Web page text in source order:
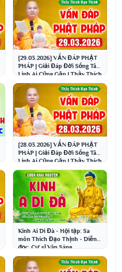
[29.03.2026] VẤN ĐÁP PHẬT
PHÁP | Giải Đáp Đời Sống Tâm
Linh Ai Cũng Gặp | Thầy Thích
Đạo Thịnh
[28.03.2026] VẤN ĐÁP PHẬT
PHÁP | Giải Đáp Đời Sống Tâm
Linh Ai Cũng Gặp | Thầy Thích
Đạo Thịnh
Kinh Ai Di Đà - Hội tập: Sa
môn Thích Đạo Thịnh - Diễn
đọc: Cư sĩ Vân Sáng